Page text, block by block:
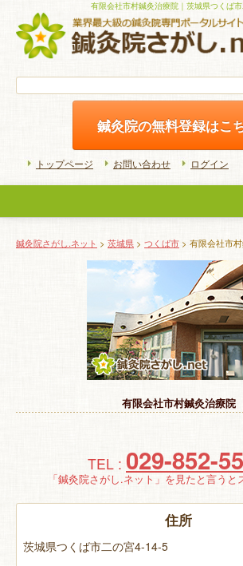
有限会社市村鍼灸治療院｜茨城県つくば
鍼灸院の無料登録はこ
トップページ お問い合わせ ログイン
初めての方へ
よくある質問
ホームケア
特 集
お悩み解決！
鍼灸院さがし.ネット > 茨城県 > つくば市 > 有限会社市
有限会社市村鍼灸治療院
TEL : 029-852-
「鍼灸院さがし.ネット」を見たと言うと
住所
茨城県つくば市二の宮4-14-5